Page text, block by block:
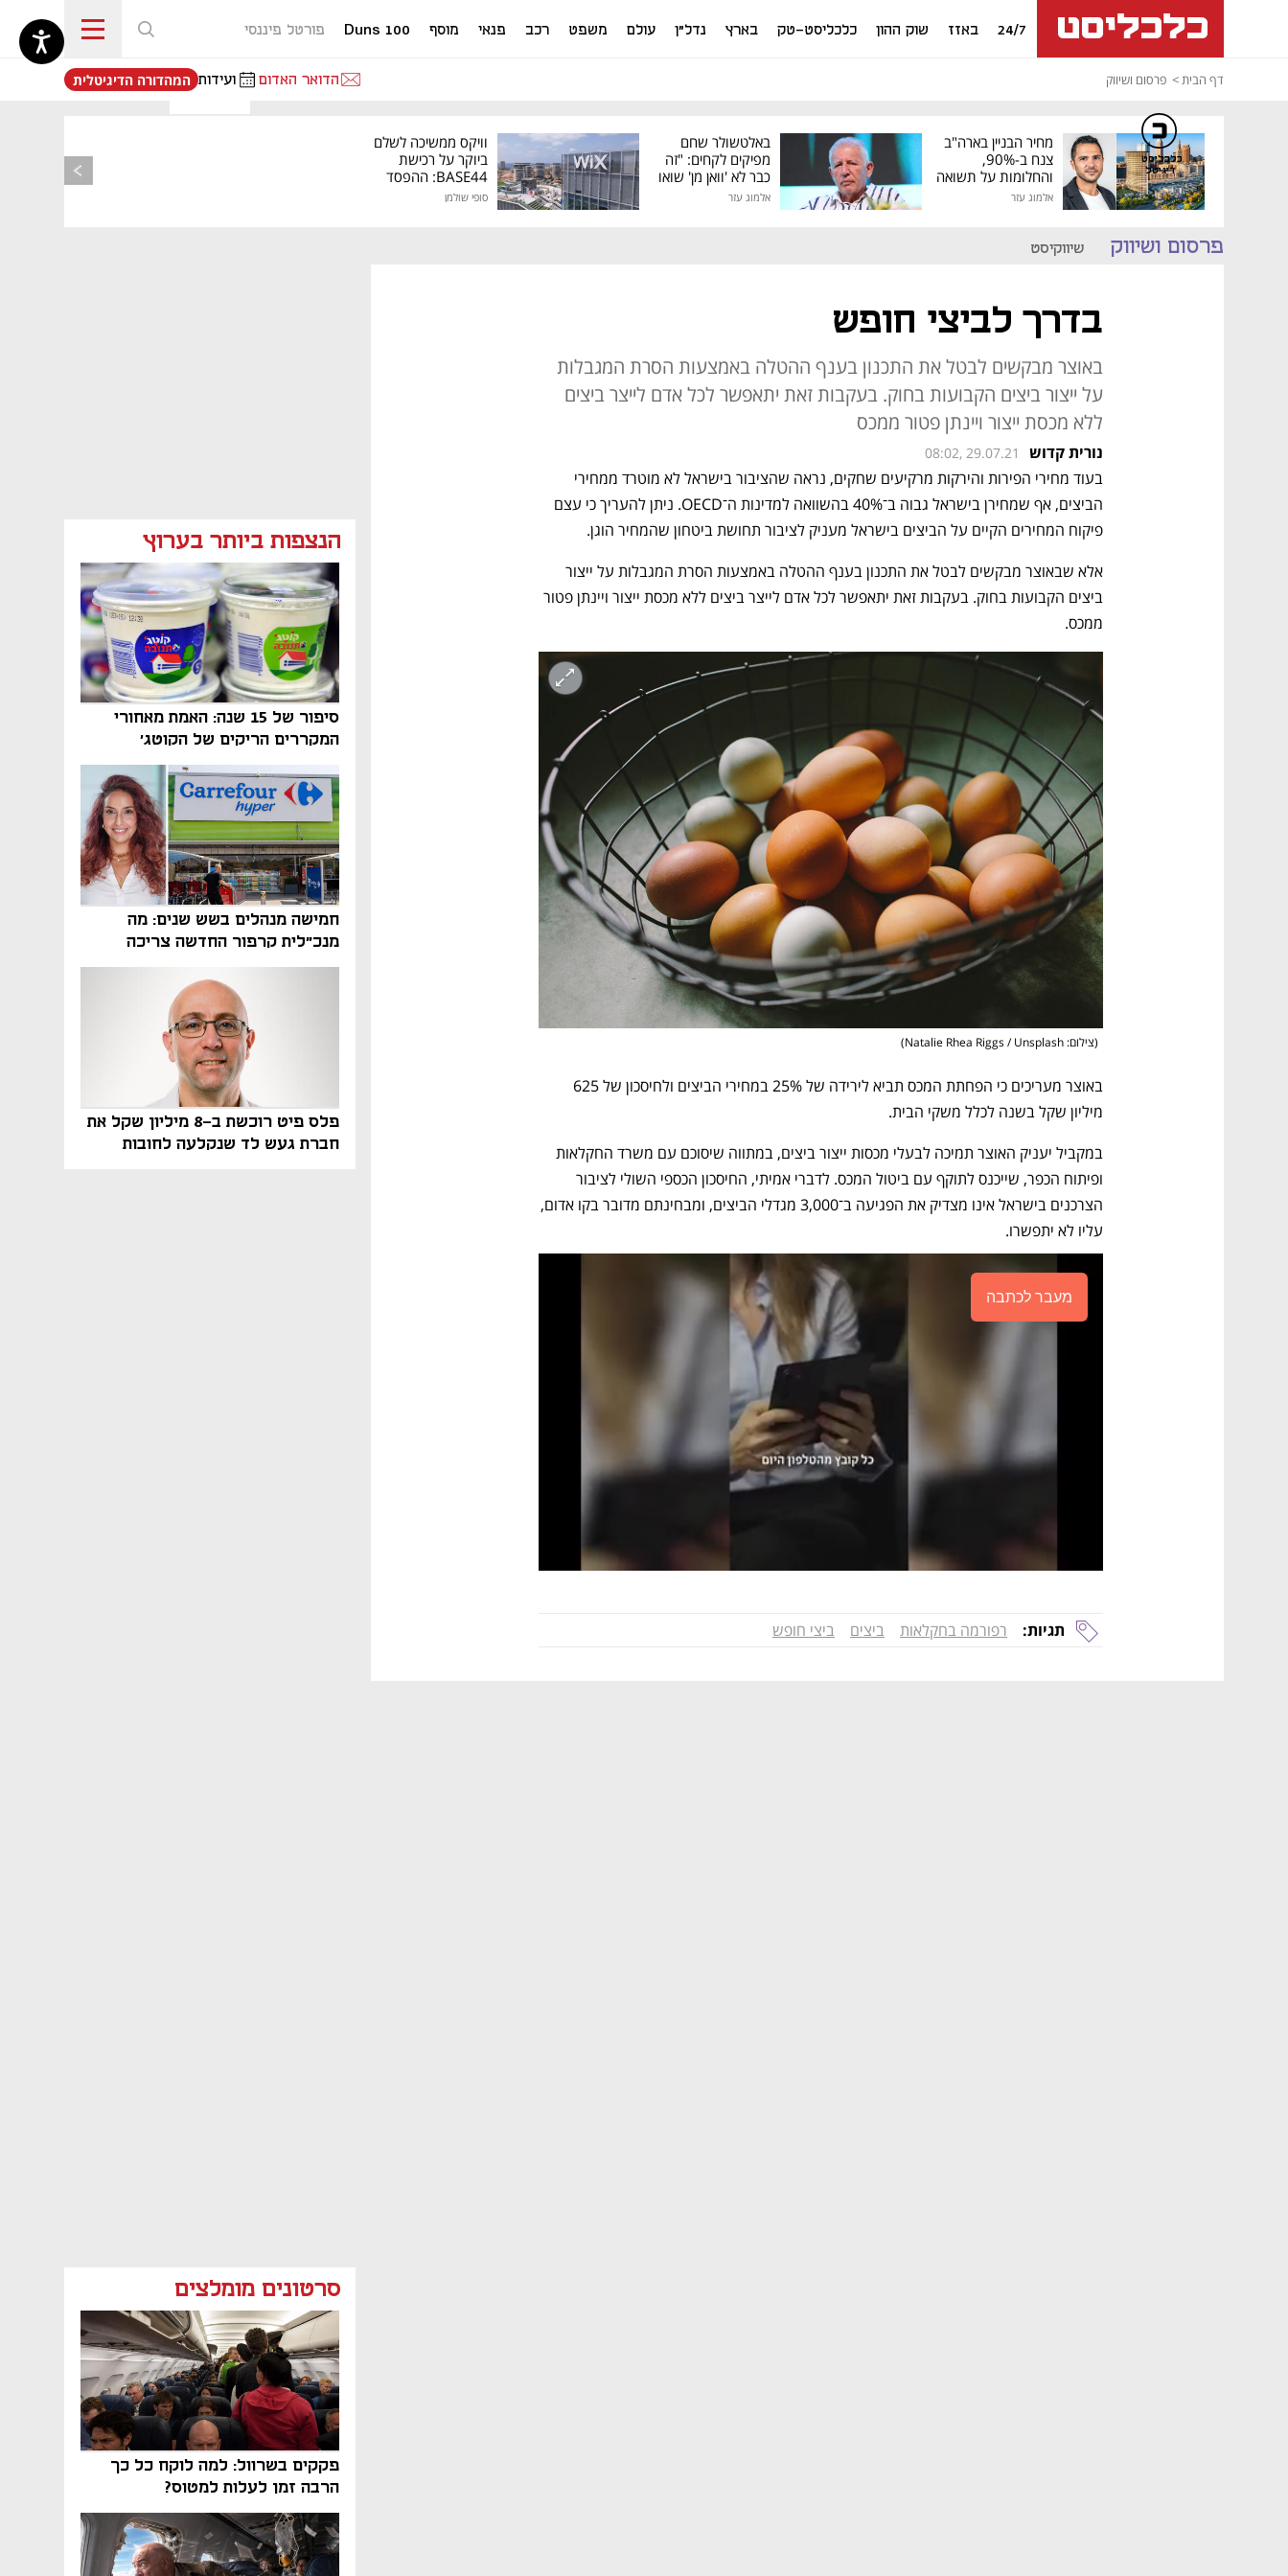
24/7 באזז שוק ההון כלכליסט-טק בארץ נדל"ן עולם משפט רכב פנאי מוסף Duns 100 פורטל פיננסי
דף הבית פרסום ושיווק הדואר האדום ועידות
נפתח בכרטיסייה חדשה
המהדורה הדיגיטלית
מחיר הבניין בארה"ב
צנח ב-90%,
והחלומות על תשואה
גבוהה התנפצו
אלמוג עזר
באלטשולר שחם
מפיקים לקחים: "זה
כבר לא 'וואן מן' שואו
של גילעד"
אלמוג עזר
וויקס ממשיכה לשלם
ביוקר על רכישת
BASE44: ההפסד
סופי שולמן
פרסום ושיווק שיווקיסט
הנצפות ביותר בערוץ
סיפור של 15 שנה: האמת מאחורי
המקררים הריקים של הקוטג׳
חמישה מנהלים בשש שנים: מה
מנכ"לית קרפור החדשה צריכה
לעשות כדי לשרוד
פלס פיט רוכשת ב-8 מיליון שקל את
חברת געש לד שנקלעה לחובות
סרטונים מומלצים
פקקים בשרוול: למה לוקח כל כך
הרבה זמן לעלות למטוס?
כלכליסט
דיגיטל
בדרך לביצי חופש
באוצר מבקשים לבטל את התכנון בענף ההטלה באמצעות הסרת המגבלות
על ייצור ביצים הקבועות בחוק. בעקבות זאת יתאפשר לכל אדם לייצר ביצים
ללא מכסת ייצור ויינתן פטור ממכס
נורית קדוש 08:02, 29.07.21
פיקוח המחירים הקיים על הביצים בישראל מעניק לציבור תחושת ביטחון שהמחיר הוגן.
ממכס.
(צילום: Natalie Rhea Riggs / Unsplash )
מיליון שקל בשנה לכלל משקי הבית.
עליו לא יתפשרו.
מעבר לכתבה
תגיות: רפורמה בחקלאות ביצים ביצי חופש